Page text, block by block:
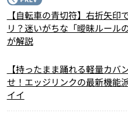
【自転車の青切符】右折矢
リ？迷いがちな「曖昧ルール
が解説
【持ったまま踊れる軽量カバ
せ！エッジリンクの最新機能
イイ